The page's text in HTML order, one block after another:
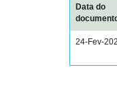
Data do
24-Fev-